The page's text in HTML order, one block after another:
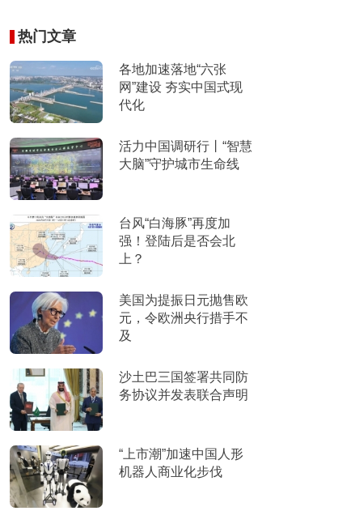
热门文章
各地加速落地“六张
网”建设 夯实中国式现
代化
活力中国调研行丨“智慧
大脑”守护城市生命线
台风“白海豚”再度加
强！登陆后是否会北
上？
美国为提振日元抛售欧
元，令欧洲央行措手不
及
沙土巴三国签署共同防
务协议并发表联合声明
“上市潮”加速中国人形
机器人商业化步伐